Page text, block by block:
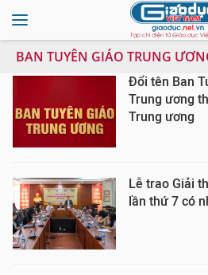
BAN TUYÊN GIÁO TRUNG
Đổi tên Ban
Trung ương
Trung ương
Lễ trao Giải
lần thứ 7 có